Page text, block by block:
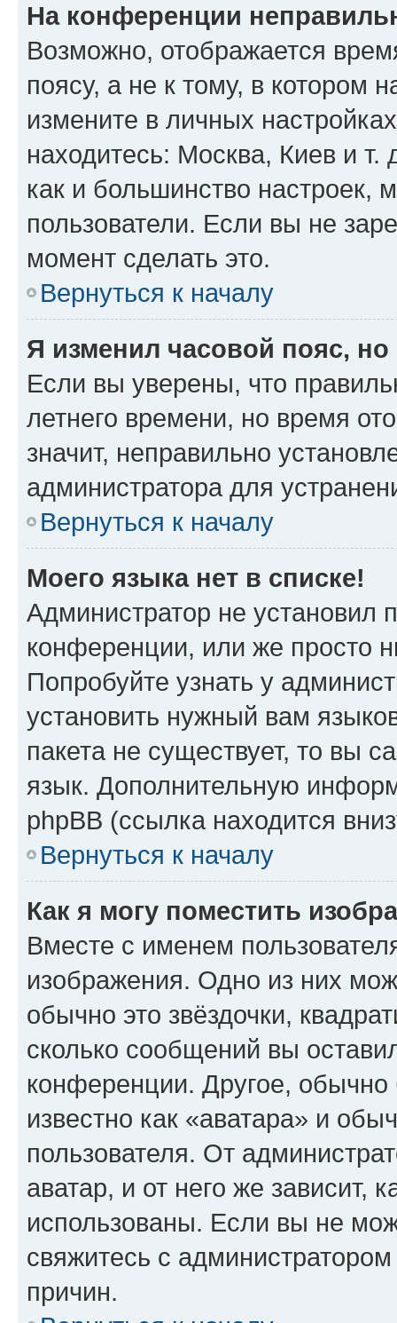
На конференции
Возможно, отображается
поясу, а не к тому, в котором
измените в личных
находитесь: Москва, Киев и т.
как и большинство настроек,
пользователи. Если вы не
момент сделать это.
Вернуться к началу
Я изменил часовой пояс,
Если вы уверены, что
летнего времени, но время
значит, неправильно
администратора для
Вернуться к началу
Моего языка нет в списке!
Администратор не установил
конференции, или же просто
Попробуйте узнать у
установить нужный вам
пакета не существует, то вы
язык. Дополнительную
phpBB (ссылка находится
Вернуться к началу
Как я могу поместить
Вместе с именем
изображения. Одно из них
обычно это звёздочки,
сколько сообщений вы
конференции. Другое,
известно как «аватара» и
пользователя. От
аватар, и от него же зависит,
использованы. Если вы не
свяжитесь с
причин.